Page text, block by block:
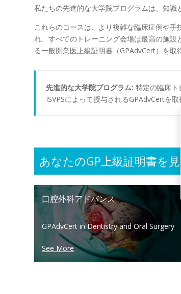
私たちの先進的な大学院プログラムは、知識
これらのコースは、より複雑な臨床症例や
れ、すべてのトレーニング会場は最高の施
る一般開業医上級証明書（GPAdvCert）を
先進的な大学院プログラム: 特定の臨床ト
ISVPSによって授与されるGPAdvCertを
あなたのGP上級証明書を見
口腔外科アドバンス
GPAdvCert in Dentistry and Oral Surgery
See More